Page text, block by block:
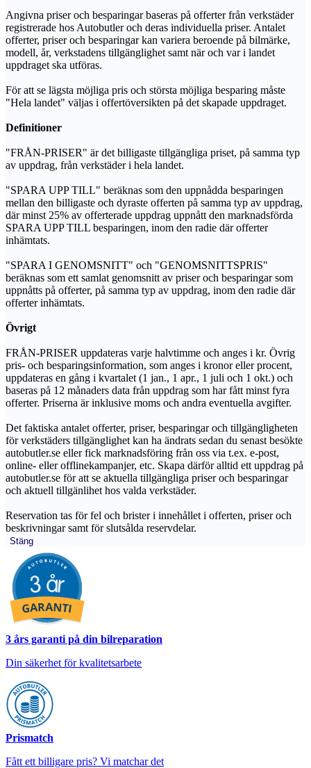
Angivna priser och besparingar baseras på offerter från verkstäder
registrerade hos Autobutler och deras individuella priser. Antalet
offerter, priser och besparingar kan variera beroende på bilmärke,
modell, år, verkstadens tillgänglighet samt när och var i landet
uppdraget ska utföras.
För att se lägsta möjliga pris och största möjliga besparing måste
"Hela landet" väljas i offertöversikten på det skapade uppdraget.
Definitioner
"FRÅN-PRISER" är det billigaste tillgängliga priset, på samma typ
av uppdrag, från verkstäder i hela landet.
"SPARA UPP TILL" beräknas som den uppnådda besparingen
mellan den billigaste och dyraste offerten på samma typ av uppdrag,
där minst 25% av offerterade uppdrag uppnått den marknadsförda
SPARA UPP TILL besparingen, inom den radie där offerter
inhämtats.
"SPARA I GENOMSNITT" och "GENOMSNITTSPRIS"
beräknas som ett samlat genomsnitt av priser och besparingar som
uppnåtts på offerter, på samma typ av uppdrag, inom den radie där
offerter inhämtats.
Övrigt
FRÅN-PRISER uppdateras varje halvtimme och anges i kr. Övrig
pris- och besparingsinformation, som anges i kronor eller procent,
uppdateras en gång i kvartalet (1 jan., 1 apr., 1 juli och 1 okt.) och
baseras på 12 månaders data från uppdrag som har fått minst fyra
offerter. Priserna är inklusive moms och andra eventuella avgifter.
Det faktiska antalet offerter, priser, besparingar och tillgängligheten
för verkstäders tillgänglighet kan ha ändrats sedan du senast besökte
autobutler.se eller fick marknadsföring från oss via t.ex. e-post,
online- eller offlinekampanjer, etc. Skapa därför alltid ett uppdrag på
autobutler.se för att se aktuella tillgängliga priser och besparingar
och aktuell tillgänlihet hos valda verkstäder.
Reservation tas för fel och brister i innehållet i offerten, priser och
beskrivningar samt för slutsålda reservdelar.
Stäng
3 års garanti på din bilreparation
Din säkerhet för kvalitetsarbete
Prismatch
Fått ett billigare pris? Vi matchar det